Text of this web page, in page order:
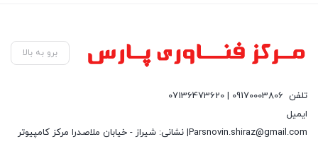
برو به بالا
تلفن 09170003806 | 07136473620
ایمیل
Parsnovin.shiraz@gmail.com| نشانی: شیراز - خیابان ملاصدرا مرکز کامپیوتر